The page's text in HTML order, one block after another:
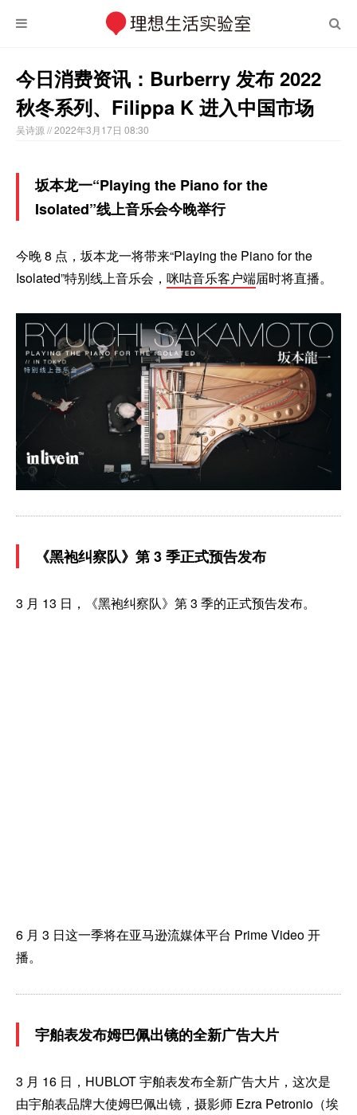
今日消费资讯：Burberry 发布 2022
秋冬系列、Filippa K 进入中国市场
吴诗源 // 2022年3月17日 08:30
坂本龙一“Playing the Piano for the
Isolated”线上音乐会今晚举行
今晚 8 点，坂本龙一将带来“Playing the Piano for the
Isolated”特别线上音乐会， 咪咕音乐客户端届时将直播。
《黑袍纠察队》第 3 季正式预告发布
3 月 13 日，《黑袍纠察队》第 3 季的正式预告发布。
6 月 3 日这一季将在亚马逊流媒体平台 Prime Video 开
播。
宇舶表发布姆巴佩出镜的全新广告大片
3 月 16 日，HUBLOT 宇舶表发布全新广告大片，这次是
由宇舶表品牌大使姆巴佩出镜，摄影师 Ezra Petronio（埃